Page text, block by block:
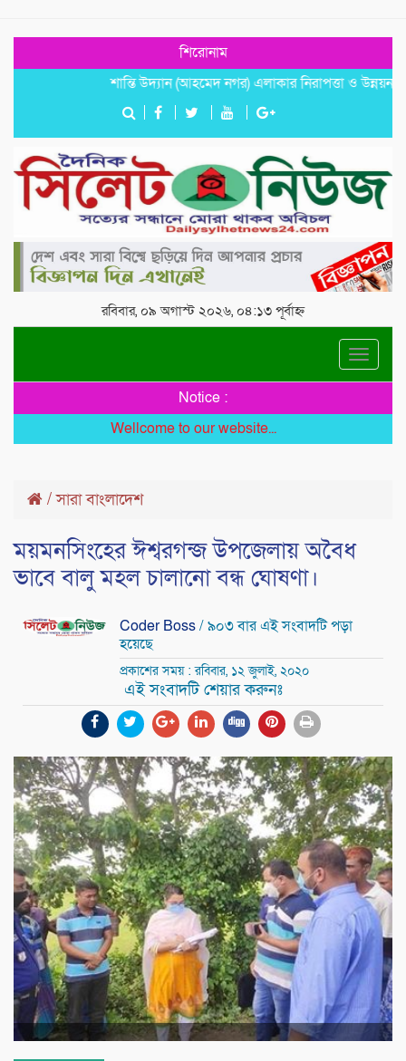
শিরোনাম
শান্তি উদ্যান (আহমেদ নগর) এলাকার নিরাপত্তা ও উন্নয়নমূলক
রবিবার, ০৯ অগাস্ট ২০২৬, ০৪:১৩ পূর্বাহ্ন
Toggle
Notice :
Wellcome to our website...
/সারা বাংলাদেশ
ময়মনসিংহের ঈশ্বরগন্জ উপজেলায় অবৈধ
ভাবে বালু মহল চালানো বন্ধ ঘোষণা।
Coder Boss/ ৯০৩ বার এই সংবাদটি পড়া
হয়েছে
প্রকাশের সময় : রবিবার, ১২ জুলাই, ২০২০
এই সংবাদটি শেয়ার করুনঃ